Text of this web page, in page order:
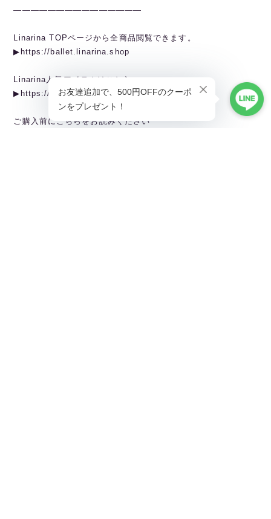
———————————————
Linarina TOPページから全商品閲覧できます。
▶︎https://ballet.linarina.shop
Linarina人気アイテムはこちら
▶︎https://ballet.linarina.shop/categories/5378221
ご購入前にこちらをお読みください